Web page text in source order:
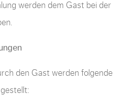
werden dem Gast bei der
den Gast werden folgende